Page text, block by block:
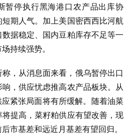
暂停执行黑海港口农产品出库协
期人气。加上美国密西西比河航
据稳定、国内豆粕库存不足等一
持续强势。
，从消息面来看，俄乌暂停出口
，供应忧虑推高农产品板块。从
紧张局面将有所缓解。随着油菜
提高，菜籽粕供应有望改善，现
市基差和远近月基差有望回归。